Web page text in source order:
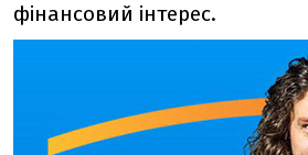
фінансовий інтерес.